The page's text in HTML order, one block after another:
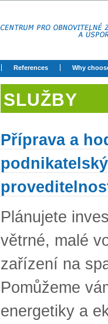
References Why
SLUŽBY
Příprava a
Plánujete
větrné, malé
zařízení na
Pomůžeme
energetiky a